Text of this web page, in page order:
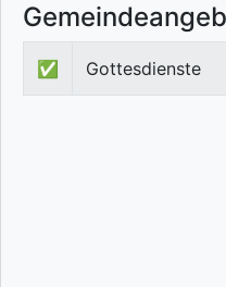
✅ Gottesdienste